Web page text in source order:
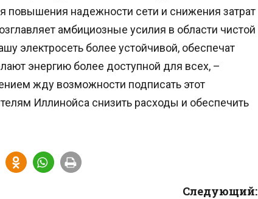
повышения надежности сети и снижения затрат
амбициозные усилия в области чистой
электросеть более устойчивой, обеспечат
энергию более доступной для всех, –
жду возможности подписать этот
Иллинойса снизить расходы и обеспечить
Следующий: